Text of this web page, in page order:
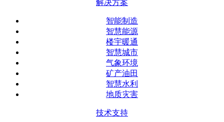
解决方案
智能制造
智慧能源
楼宇暖通
智慧城市
气象环境
矿产油田
智慧水利
地质灾害
技术支持